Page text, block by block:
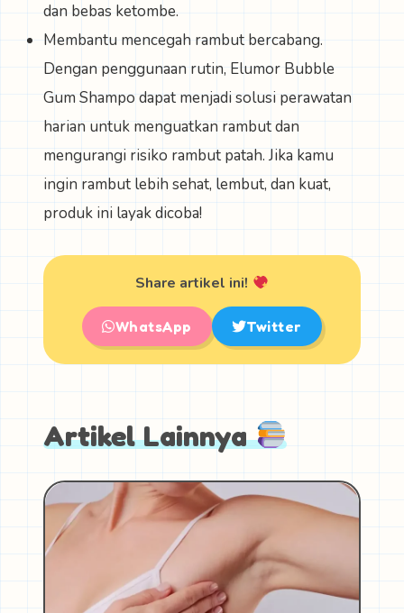
dan bebas ketombe.
Membantu mencegah rambut bercabang.
Dengan penggunaan rutin, Elumor Bubble
Gum Shampo dapat menjadi solusi perawatan
harian untuk menguatkan rambut dan
mengurangi risiko rambut patah. Jika kamu
ingin rambut lebih sehat, lembut, dan kuat,
produk ini layak dicoba!
Share artikel ini!
WhatsApp Twitter
Artikel Lainnya